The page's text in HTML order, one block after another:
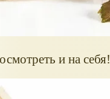
и на себя!